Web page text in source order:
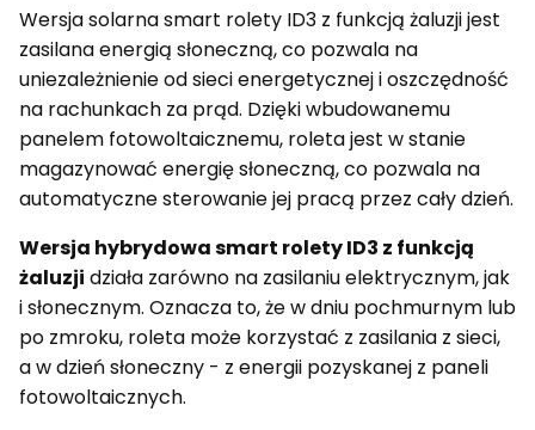
Wersja solarna smart rolety ID3 z funkcją żaluzji jest
zasilana energią słoneczną, co pozwala na
uniezależnienie od sieci energetycznej i oszczędność
na rachunkach za prąd. Dzięki wbudowanemu
panelem fotowoltaicznemu, roleta jest w stanie
magazynować energię słoneczną, co pozwala na
automatyczne sterowanie jej pracą przez cały dzień.
Wersja hybrydowa smart rolety ID3 z funkcją
żaluzji działa zarówno na zasilaniu elektrycznym, jak
i słonecznym. Oznacza to, że w dniu pochmurnym lub
po zmroku, roleta może korzystać z zasilania z sieci,
a w dzień słoneczny - z energii pozyskanej z paneli
fotowoltaicznych.